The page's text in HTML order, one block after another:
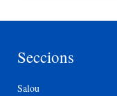
Seccions
Salou